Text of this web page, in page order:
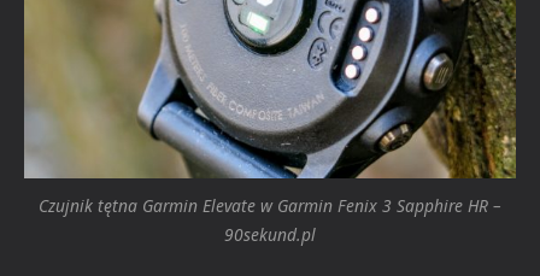
Czujnik tętna Garmin Elevate w Garmin Fenix 3 Sapphire HR –
90sekund.pl